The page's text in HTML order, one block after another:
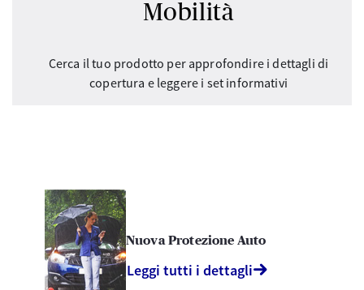
Mobilità
Cerca il tuo prodotto per approfondire i dettagli di
copertura e leggere i set informativi
Nuova Protezione Auto
Leggi tutti i dettagli